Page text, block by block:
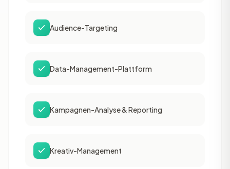
Audience-Targeting
Data-Management-Plattform
Kampagnen-Analyse & Reporting
Kreativ-Management